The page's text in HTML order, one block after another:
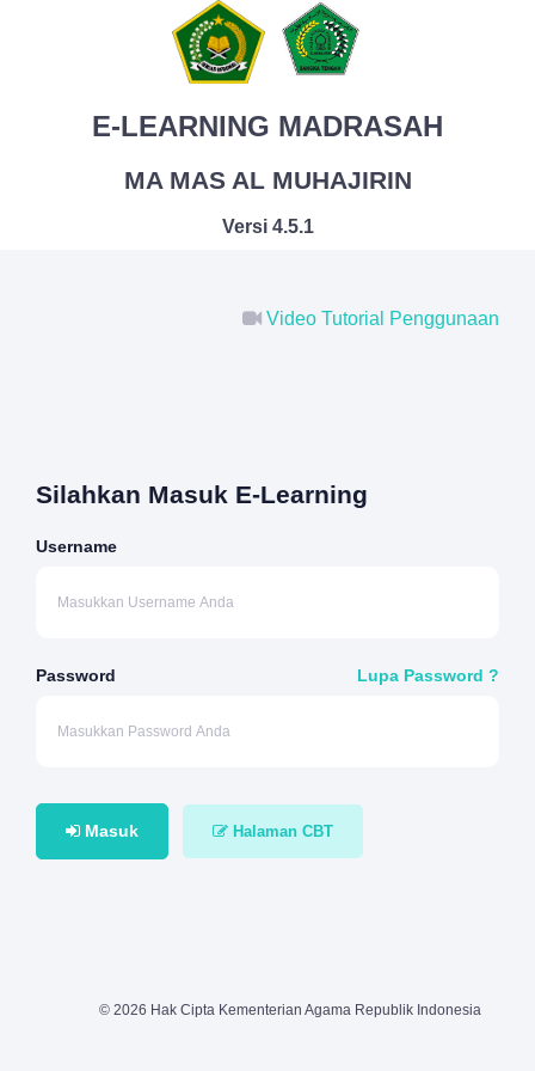
E-LEARNING MADRASAH
MA MAS AL MUHAJIRIN
Versi 4.5.1
Video Tutorial Penggunaan
Silahkan Masuk E-Learning
Username
Password Lupa Password ?
Masuk Halaman CBT
© 2026 Hak Cipta Kementerian Agama Republik Indonesia